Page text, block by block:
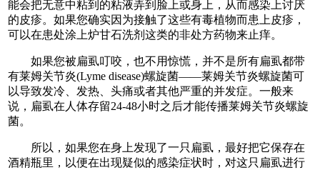
能会把无意中粘到的粘液弄到脸上或身上，从而感染上讨厌
的皮疹。如果您确实因为接触了这些有毒植物而患上皮疹，
可以在患处涂上炉甘石洗剂这类的非处方药物来止痒。
如果您被扁虱叮咬，也不用惊慌，并不是所有扁虱都带
有莱姆关节炎(Lyme disease)螺旋菌——莱姆关节炎螺旋菌可
以导致发冷、发热、头痛或者其他严重的并发症。一般来
说，扁虱在人体存留24-48小时之后才能传播莱姆关节炎螺旋
菌。
所以，如果您在身上发现了一只扁虱，最好把它保存在
酒精瓶里，以便在出现疑似的感染症状时，对这只扁虱进行